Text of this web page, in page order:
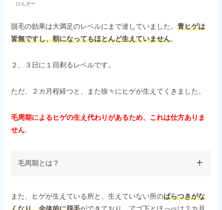
けんぞー
脱毛の効果は大満足のレベルにまで達していました。青ヒゲは
皆無ですし、朝になってもほとんど生えていません。
２、３日に１回剃るレベルです。
ただ、２カ月程経つと、また徐々にヒゲが生えてくきました。
毛周期によるヒゲの生え代わりがあるため、これは仕方ありま
せん。
毛周期とは？
また、ヒゲが生えている所と、生えていない所のばらつきがな